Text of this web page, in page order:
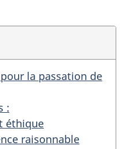
la passation de
:
éthique
raisonnable